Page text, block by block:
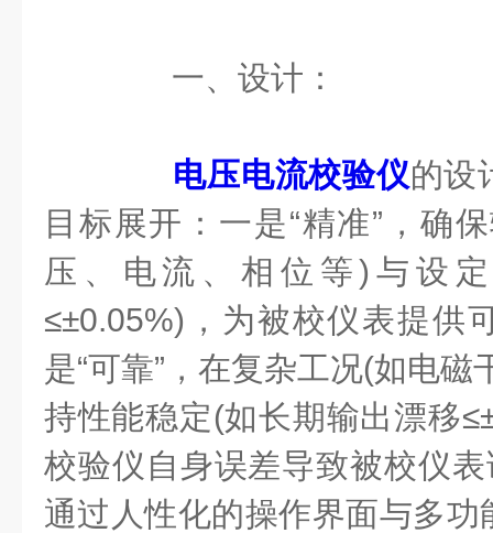
一、设计：
电压电流校验仪的设
目标展开：一是“精准”，确
压、电流、相位等)与设
≤±0.05%)，为被校仪表提供
是“可靠”，在复杂工况(如电
持性能稳定(如长期输出漂移
校验仪自身误差导致被校仪表
通过人性化的操作界面与多